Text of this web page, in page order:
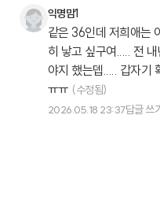
익명맘1
같은 36인데 저희애는
히 낳고 싶구여..... 전
야지 했는뎁..... 갑자기
ㅠㅠ (수정됨)
2026.05.18 23:37답글 쓰